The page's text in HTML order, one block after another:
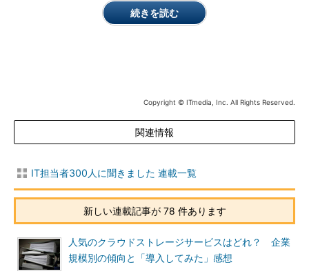
続きを読む
Copyright © ITmedia, Inc. All Rights Reserved.
関連情報
IT担当者300人に聞きました 連載一覧
新しい連載記事が 78 件あります
人気のクラウドストレージサービスはどれ？ 企業
規模別の傾向と「導入してみた」感想